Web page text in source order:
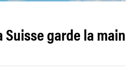
garde la main